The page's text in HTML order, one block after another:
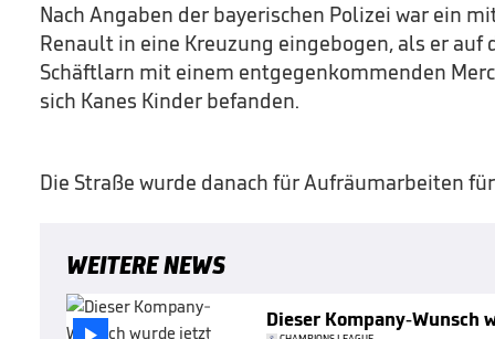
Nach Angaben der bayerischen Polizei war ein
Renault in eine Kreuzung eingebogen, als er auf
Schäftlarn mit einem entgegenkommenden
sich Kanes Kinder befanden.
Die Straße wurde danach für Aufräumarbeiten
WEITERE NEWS
Dieser Kompany-